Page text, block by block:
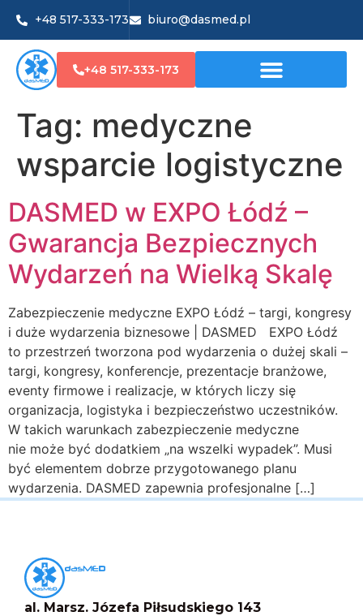
+48 517-333-173 biuro@dasmed.pl
+48 517-333-173
Tag: medyczne
wsparcie logistyczne
DASMED w EXPO Łódź –
Gwarancja Bezpiecznych
Wydarzeń na Wielką Skalę
Zabezpieczenie medyczne EXPO Łódź – targi, kongresy
i duże wydarzenia biznesowe | DASMED EXPO Łódź
to przestrzeń tworzona pod wydarzenia o dużej skali –
targi, kongresy, konferencje, prezentacje branżowe,
eventy firmowe i realizacje, w których liczy się
organizacja, logistyka i bezpieczeństwo uczestników.
W takich warunkach zabezpieczenie medyczne
nie może być dodatkiem „na wszelki wypadek”. Musi
być elementem dobrze przygotowanego planu
wydarzenia. DASMED zapewnia profesjonalne […]
al. Marsz. Józefa Piłsudskiego 143